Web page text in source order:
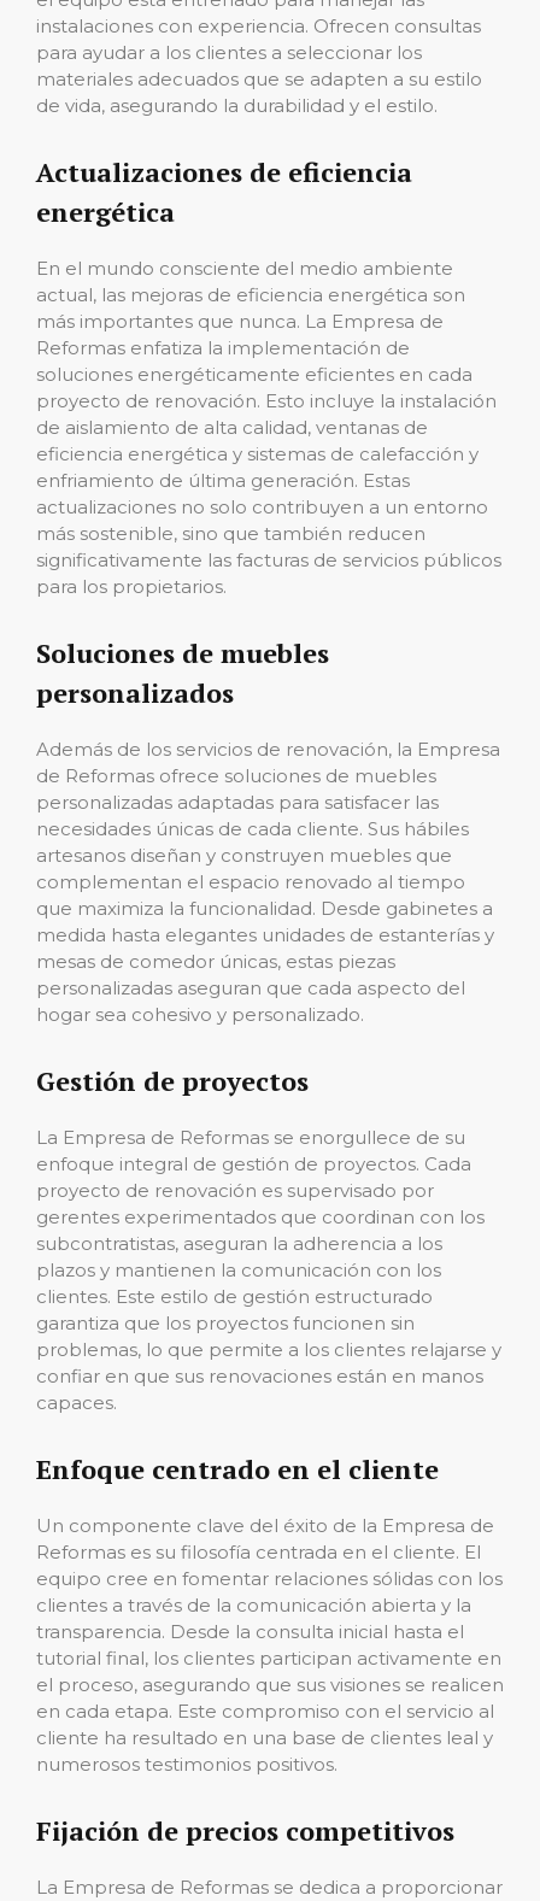
instalaciones con experiencia. Ofrecen consultas
para ayudar a los clientes a seleccionar los
materiales adecuados que se adapten a su estilo
de vida, asegurando la durabilidad y el estilo.
Actualizaciones de eficiencia
energética
En el mundo consciente del medio ambiente
actual, las mejoras de eficiencia energética son
más importantes que nunca. La Empresa de
Reformas enfatiza la implementación de
soluciones energéticamente eficientes en cada
proyecto de renovación. Esto incluye la instalación
de aislamiento de alta calidad, ventanas de
eficiencia energética y sistemas de calefacción y
enfriamiento de última generación. Estas
actualizaciones no solo contribuyen a un entorno
más sostenible, sino que también reducen
significativamente las facturas de servicios públicos
para los propietarios.
Soluciones de muebles
personalizados
Además de los servicios de renovación, la Empresa
de Reformas ofrece soluciones de muebles
personalizadas adaptadas para satisfacer las
necesidades únicas de cada cliente. Sus hábiles
artesanos diseñan y construyen muebles que
complementan el espacio renovado al tiempo
que maximiza la funcionalidad. Desde gabinetes a
medida hasta elegantes unidades de estanterías y
mesas de comedor únicas, estas piezas
personalizadas aseguran que cada aspecto del
hogar sea cohesivo y personalizado.
Gestión de proyectos
La Empresa de Reformas se enorgullece de su
enfoque integral de gestión de proyectos. Cada
proyecto de renovación es supervisado por
gerentes experimentados que coordinan con los
subcontratistas, aseguran la adherencia a los
plazos y mantienen la comunicación con los
clientes. Este estilo de gestión estructurado
garantiza que los proyectos funcionen sin
problemas, lo que permite a los clientes relajarse y
confiar en que sus renovaciones están en manos
capaces.
Enfoque centrado en el cliente
Un componente clave del éxito de la Empresa de
Reformas es su filosofía centrada en el cliente. El
equipo cree en fomentar relaciones sólidas con los
clientes a través de la comunicación abierta y la
transparencia. Desde la consulta inicial hasta el
tutorial final, los clientes participan activamente en
el proceso, asegurando que sus visiones se realicen
en cada etapa. Este compromiso con el servicio al
cliente ha resultado en una base de clientes leal y
numerosos testimonios positivos.
Fijación de precios competitivos
La Empresa de Reformas se dedica a proporcionar